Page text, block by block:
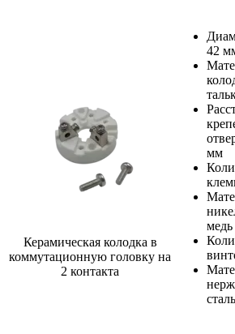
Керамическая колодка в
коммутационную головку на
2 контакта
42
мм
медь
сталь